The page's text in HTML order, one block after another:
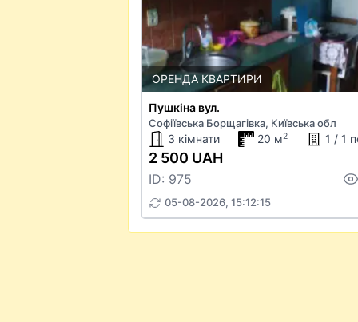
ОРЕНДА КВАРТИРИ
Пушкіна вул.
Софіївська Борщагівка, Київська обл
3 кімнати 20 м2 1 / 1
2 500 UAH
ID: 975
05-08-2026, 15:12:15